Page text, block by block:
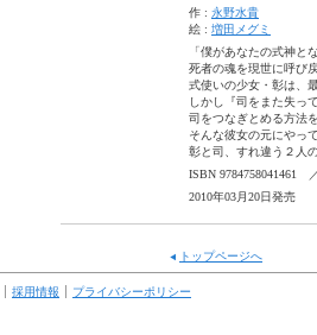
作 : 永野水貴
絵 : 増田メグミ
「僕があなたの式神と
死者の魂を現世に呼び
式使いの少女・彰は、
しかし『司をまた失っ
司をつなぎとめる方法
そんな彼女の元にやっ
彰と司、すれ違う２
ISBN 9784758041461
2010年03月20日発売
トップページへ
採用情報 プライバシーポリシー